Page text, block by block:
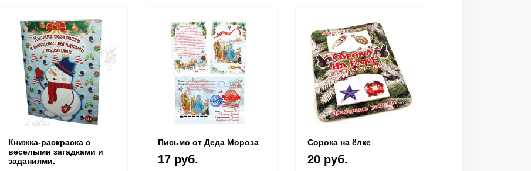
Книжка-раскраска с
веселыми загадками и
заданиями.
Письмо от Деда Мороза
17 руб.
Сорока на ёлке
20 руб.